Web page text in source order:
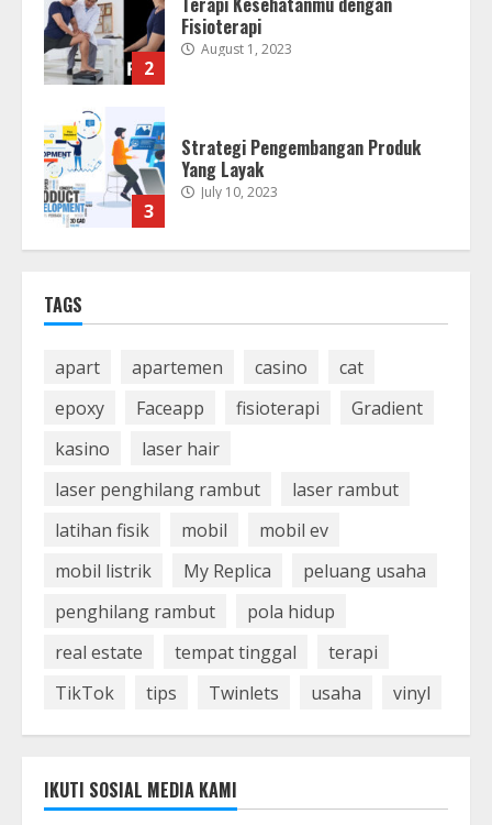
3
Yang Layak
July 10, 2023
4
Cara Menggunakan Filter Mirip
Selebriti di Instagram
July 3, 2023
TAGS
apart apartemen casino
cat
epoxy
Faceapp fisioterapi
Gradient
kasino
laser hair
laser penghilang rambut
laser rambut
latihan fisik
mobil
mobil ev
mobil listrik
My Replica
peluang usaha
penghilang rambut
pola hidup
real estate
tempat tinggal
terapi
TikTok
tips Twinlets usaha vinyl
IKUTI SOSIAL MEDIA KAMI